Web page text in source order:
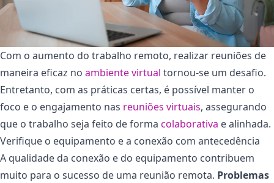
Com o aumento do trabalho remoto, realizar reuniões de
maneira eficaz no ambiente virtual tornou-se um desafio.
Entretanto, com as práticas certas, é possível manter o
foco e o engajamento nas reuniões virtuais, assegurando
que o trabalho seja feito de forma colaborativa e alinhada.
Verifique o equipamento e a conexão com antecedência
A qualidade da conexão e do equipamento contribuem
muito para o sucesso de uma reunião remota. Problemas